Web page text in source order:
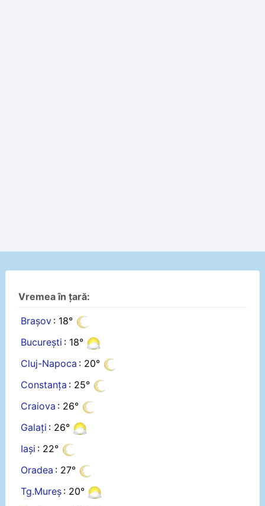
Vremea în țară:
Brașov : 18°
București : 18°
Cluj-Napoca : 20°
Constanța : 25°
Craiova : 26°
Galați : 26°
Iași : 22°
Oradea : 27°
Tg.Mureș : 20°